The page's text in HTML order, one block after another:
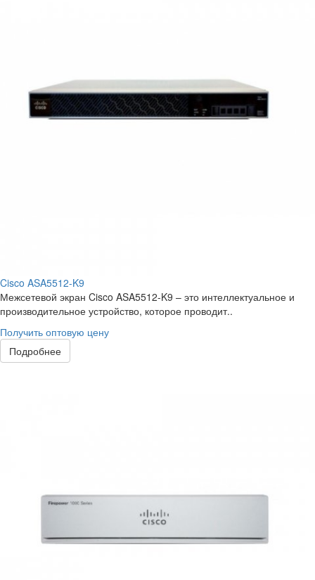
Cisco ASA5512-K9
Межсетевой экран Cisco ASA5512-K9 – это интеллектуальное и
производительное устройство, которое проводит..
Получить оптовую цену
Подробнее